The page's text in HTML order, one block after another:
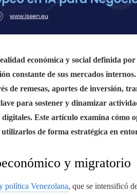
económica y social definida
constante de sus mercados
de remesas, aportes de inversión,
para sostener y dinamizar
Este artículo examina cómo
de forma estratégica en
y migratorio
política Venezolana, que se intensificó